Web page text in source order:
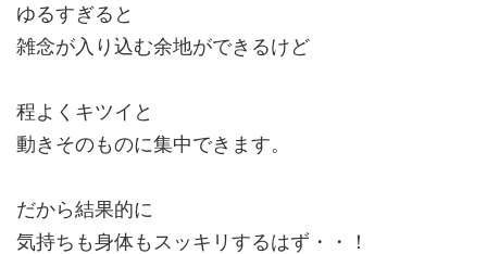
ゆるすぎると
雑念が入り込む余地ができるけど
程よくキツイと
動きそのものに集中できます。
だから結果的に
気持ちも身体もスッキリするはず・・！